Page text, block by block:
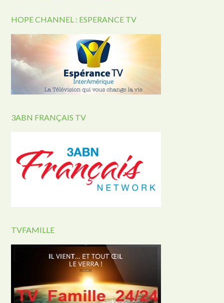
HOPE CHANNEL : ESPERANCE TV
3ABN FRANÇAIS TV
TVFAMILLE